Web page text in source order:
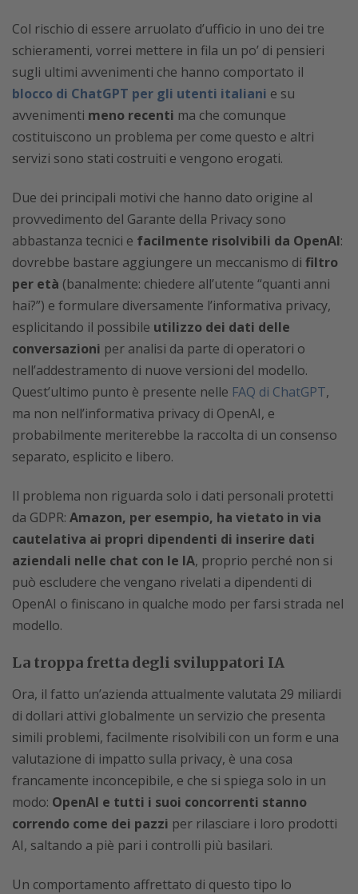
Col rischio di essere arruolato d’ufficio in uno dei tre
schieramenti, vorrei mettere in fila un po’ di pensieri
sugli ultimi avvenimenti che hanno comportato il
blocco di ChatGPT per gli utenti italiani e su
avvenimenti meno recenti ma che comunque
costituiscono un problema per come questo e altri
servizi sono stati costruiti e vengono erogati.
Due dei principali motivi che hanno dato origine al
provvedimento del Garante della Privacy sono
abbastanza tecnici e facilmente risolvibili da OpenAI:
dovrebbe bastare aggiungere un meccanismo di filtro
per età (banalmente: chiedere all’utente “quanti anni
hai?”) e formulare diversamente l’informativa privacy,
esplicitando il possibile utilizzo dei dati delle
conversazioni per analisi da parte di operatori o
nell’addestramento di nuove versioni del modello.
Quest’ultimo punto è presente nelle FAQ di ChatGPT,
ma non nell’informativa privacy di OpenAI, e
probabilmente meriterebbe la raccolta di un consenso
separato, esplicito e libero.
Il problema non riguarda solo i dati personali protetti
da GDPR: Amazon, per esempio, ha vietato in via
cautelativa ai propri dipendenti di inserire dati
aziendali nelle chat con le IA, proprio perché non si
può escludere che vengano rivelati a dipendenti di
OpenAI o finiscano in qualche modo per farsi strada nel
modello.
La troppa fretta degli sviluppatori IA
Ora, il fatto un’azienda attualmente valutata 29 miliardi
di dollari attivi globalmente un servizio che presenta
simili problemi, facilmente risolvibili con un form e una
valutazione di impatto sulla privacy, è una cosa
francamente inconcepibile, e che si spiega solo in un
modo: OpenAI e tutti i suoi concorrenti stanno
correndo come dei pazzi per rilasciare i loro prodotti
AI, saltando a piè pari i controlli più basilari.
Un comportamento affrettato di questo tipo lo